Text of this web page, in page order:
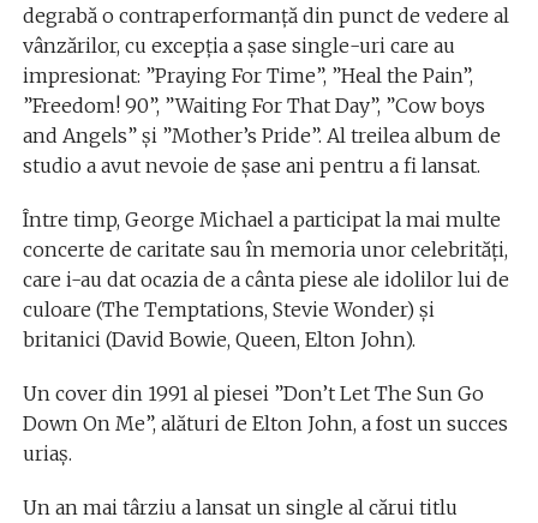
degrabă o contraperformanţă din punct de vedere al
vânzărilor, cu excepţia a şase single-uri care au
impresionat: ”Praying For Time”, ”Heal the Pain”,
”Freedom! 90”, ”Waiting For That Day”, ”Cow boys
and Angels” şi ”Mother’s Pride”. Al treilea album de
studio a avut nevoie de şase ani pentru a fi lansat.
Între timp, George Michael a participat la mai multe
concerte de caritate sau în memoria unor celebrităţi,
care i-au dat ocazia de a cânta piese ale idolilor lui de
culoare (The Temptations, Stevie Wonder) şi
britanici (David Bowie, Queen, Elton John).
Un cover din 1991 al piesei ”Don’t Let The Sun Go
Down On Me”, alături de Elton John, a fost un succes
uriaş.
Un an mai târziu a lansat un single al cărui titlu